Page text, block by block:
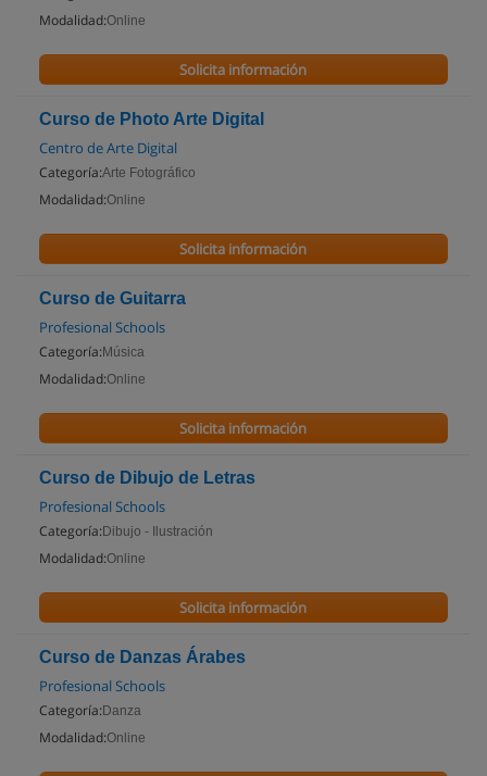
Modalidad:Online
Solicita información
Curso de Photo Arte Digital
Centro de Arte Digital
Categoría:Arte Fotográfico
Modalidad:Online
Solicita información
Curso de Guitarra
Profesional Schools
Categoría: Música
Modalidad:Online
Solicita información
Curso de Dibujo de Letras
Profesional Schools
Categoría: Dibujo - Ilustración
Modalidad:Online
Solicita información
Curso de Danzas Árabes
Profesional Schools
Categoría: Danza
Modalidad:Online